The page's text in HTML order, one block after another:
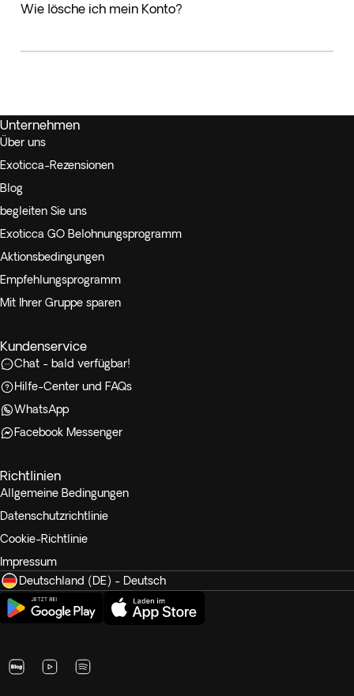
Wie lösche ich mein Konto?